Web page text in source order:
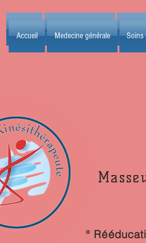
Accueil Medecine générale Soins
Accueil Medecine générale Soins
°